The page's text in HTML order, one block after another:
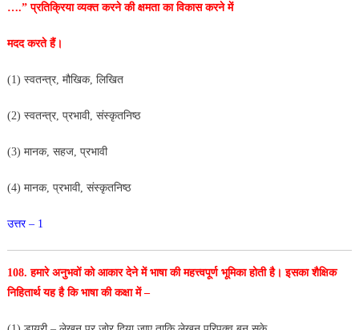
….” प्रतिक्रिया व्यक्त करने की क्षमता का विकास करने में
मदद करतेहैं।
(1) स्वतन्त्र, मौखिक, लिखित
(2) स्वतन्त्र, प्रभावी, संस्कृतनिष्ठ
(3) मानक, सहज, प्रभावी
(4) मानक, प्रभावी, संस्कृतनिष्ठ
उत्तर – 1
108. हमारे अनुभवों को आकार देने में भाषा की महत्त्वपूर्ण भूमिका होती है। इसका शैक्षिक
निहितार्थ यह है कि भाषा की कक्षा में –